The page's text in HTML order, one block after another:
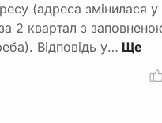
(адреса змінилася у
2 квартал з
Відповідь у…